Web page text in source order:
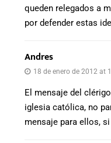
queden relegados a
por defender estas
Andres
18 de enero de 2012 at
El mensaje del
iglesia católica, no
mensaje para ellos,